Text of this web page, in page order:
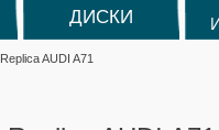
ДИСКИ
Replica AUDI A71